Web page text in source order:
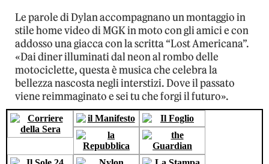
Le parole di Dylan accompagnano un montaggio in
stile home video di MGK in moto con gli amici e con
addosso una giacca con la scritta “Lost Americana”.
«Dai diner illuminati dal neon al rombo delle
motociclette, questa è musica che celebra la
bellezza nascosta negli interstizi. Dove il passato
viene reimmaginato e sei tu che forgi il futuro».